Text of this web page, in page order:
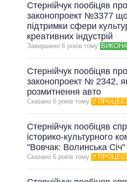
Стернійчук пообіцяв
законопроект №3377
підтримки сфери
креативних індустрій
Завершено 6 рокiв тому
Стернійчук пообіцяв
законопроект № 2342,
розмитнення авто
Сказано 6 рокiв тому У ПРОЦЕСІ
Стернійчук пообіцяв
історико-культурного
"Вовчак: Волинська Січ"
Сказано 6 рокiв тому У ПРОЦЕСІ